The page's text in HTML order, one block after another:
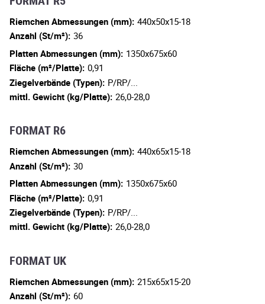
Riemchen Abmessungen (mm): 440x50x15-18
Anzahl (St/m²): 36
Platten Abmessungen (mm): 1350x675x60
Fläche (m²/Platte): 0,91
Ziegelverbände (Typen): P/RP/...
mittl. Gewicht (kg/Platte): 26,0-28,0
FORMAT R6
Riemchen Abmessungen (mm): 440x65x15-18
Anzahl (St/m²): 30
Platten Abmessungen (mm): 1350x675x60
Fläche (m²/Platte): 0,91
Ziegelverbände (Typen): P/RP/...
mittl. Gewicht (kg/Platte): 26,0-28,0
FORMAT UK
Riemchen Abmessungen (mm): 215x65x15-20
Anzahl (St/m²): 60